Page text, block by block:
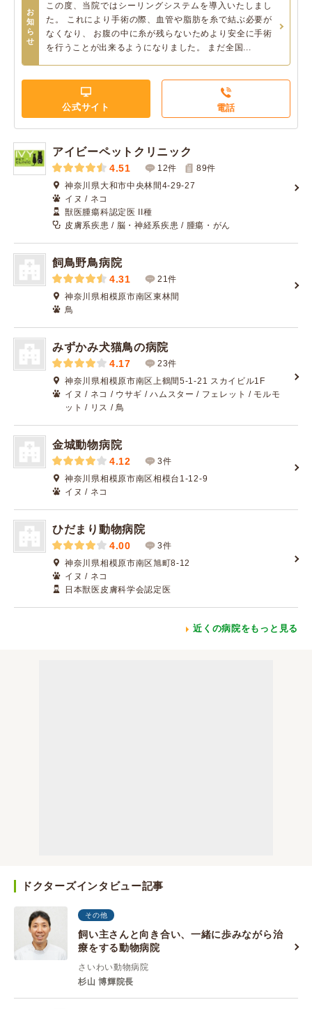
お
知
ら
せ
この度、当院ではシーリングシステムを導入いたしまし
た。 これにより手術の際、血管や脂肪を糸で結ぶ必要が
なくなり、 お腹の中に糸が残らないためより安全に手術
を行うことが出来るようになりました。 まだ全国...
公式サイト 電話
アイビーペットクリニック
4.51 12件 89件
神奈川県大和市中央林間4-29-27
イヌ / ネコ
獣医腫瘍科認定医 II種
皮膚系疾患 / 脳・神経系疾患 / 腫瘍・がん
飼鳥野鳥病院
4.31
21件
神奈川県相模原市南区東林間
鳥
みずかみ犬猫鳥の病院
4.17
23件
神奈川県相模原市南区上鶴間5-1-21 スカイビル1F
イヌ / ネコ / ウサギ / ハムスター / フェレット / モルモ
ット / リス / 鳥
金城動物病院
4.12
3件
神奈川県相模原市南区相模台1-12-9
イヌ / ネコ
ひだまり動物病院
4.00
3件
神奈川県相模原市南区旭町8-12
イヌ / ネコ
日本獣医皮膚科学会認定医
近くの病院をもっと見る
ドクターズインタビュー記事
その他
飼い主さんと向き合い、一緒に歩みながら治
療をする動物病院
さいわい動物病院
杉山 博輝院長